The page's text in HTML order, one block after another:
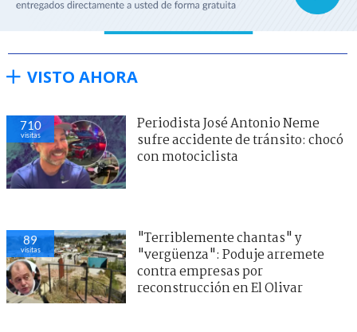
VISTO AHORA
710
visitas
Periodista José Antonio Neme
sufre accidente de tránsito: chocó
con motociclista
89
visitas
"Terriblemente chantas" y
"vergüenza": Poduje arremete
contra empresas por
reconstrucción en El Olivar